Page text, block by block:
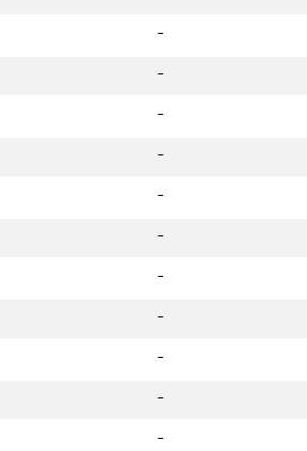
-
-
-
-
-
-
-
-
-
-
-